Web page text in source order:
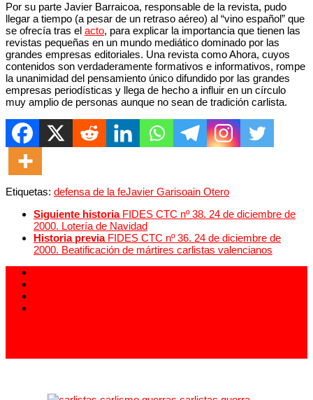
Por su parte Javier Barraicoa, responsable de la revista, pudo
llegar a tiempo (a pesar de un retraso aéreo) al “vino español” que
se ofrecía tras el acto, para explicar la importancia que tienen las
revistas pequeñas en un mundo mediático dominado por las
grandes empresas editoriales. Una revista como Ahora, cuyos
contenidos son verdaderamente formativos e informativos, rompe
la unanimidad del pensamiento único difundido por las grandes
empresas periodísticas y llega de hecho a influir en un círculo
muy amplio de personas aunque no sean de tradición carlista.
Etiquetas: defensa de la feJavier Garisoain Otero
Siguiente historia FIDES CTC nº 38. 24 de diciembre de
2000. Lotería de Navidad
Historia previa FIDES CTC nº 36. 24 de diciembre de
2000. Beatificación de mártires carlistas valencianos